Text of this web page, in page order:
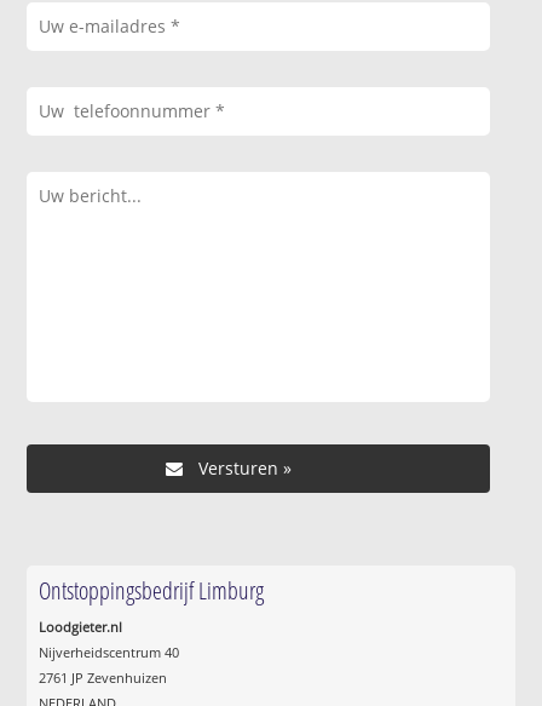
Ontstoppingsbedrijf Limburg
Loodgieter.nl
Nijverheidscentrum 40
2761 JP Zevenhuizen